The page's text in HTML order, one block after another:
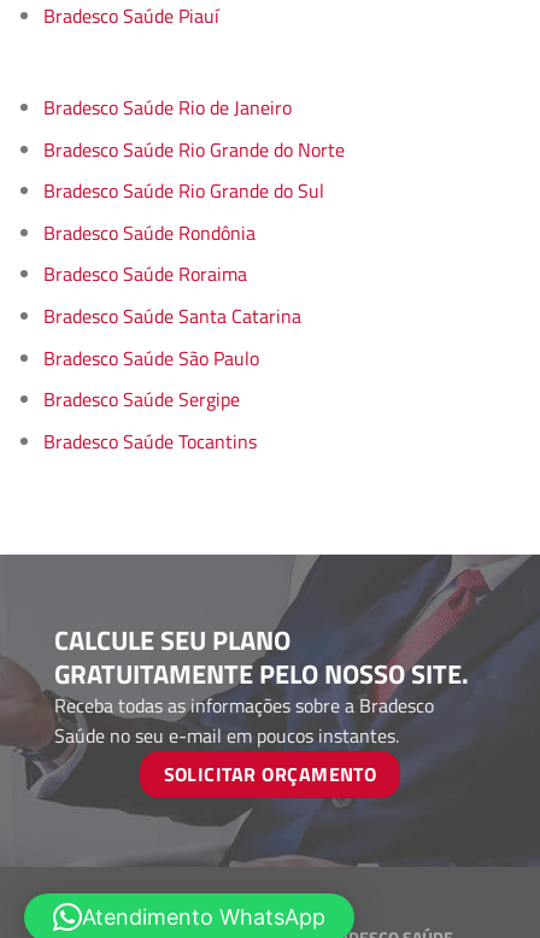
Bradesco Saúde Piauí
Bradesco Saúde Rio de Janeiro
Bradesco Saúde Rio Grande do Norte
Bradesco Saúde Rio Grande do Sul
Bradesco Saúde Rondônia
Bradesco Saúde Roraima
Bradesco Saúde Santa Catarina
Bradesco Saúde São Paulo
Bradesco Saúde Sergipe
Bradesco Saúde Tocantins
CALCULE SEU PLANO
GRATUITAMENTE PELO NOSSO SITE.
Receba todas as informações sobre a Bradesco
Saúde no seu e-mail em poucos instantes.
SOLICITAR ORÇAMENTO
Atendimento WhatsApp